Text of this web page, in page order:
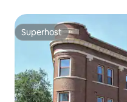
Superhost
Superhost